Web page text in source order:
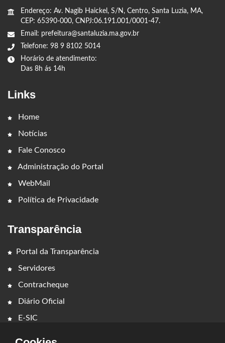
Endereço: Av. Nagib Haickel, S/N, Centro, Santa Luzia, MA,
CEP: 65390-000, CNPJ:06.191.001/0001-47.
Email: prefeitura@santaluzia.ma.gov.br
Telefone: 98 9 8102 5014
Horário de atendimento:
Das 8h ás 14h
Links
Home
Notícias
Fale Conosco
Administração do Portal
WebMail
Política de Privacidade
Transparência
Portal da Transparência
Servidores
Contracheque
Diário Oficial
E-SIC